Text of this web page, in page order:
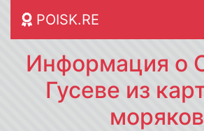
POISK.RE
Информация о
Гусеве из
моряков